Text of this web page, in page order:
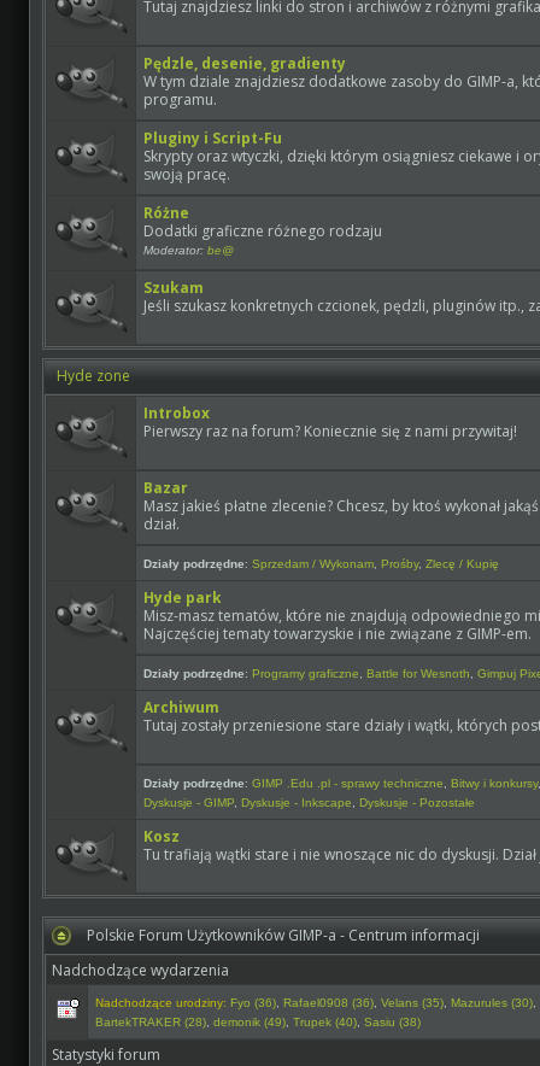
Tutaj znajdziesz linki do stron i archiwów z różnymi
Pędzle, desenie, gradienty
W tym dziale znajdziesz dodatkowe zasoby do GIMP-a,
programu.
Pluginy i Script-Fu
Skrypty oraz wtyczki, dzięki którym osiągniesz ciekawe i
swoją pracę.
Różne
Dodatki graficzne różnego rodzaju
Moderator:be@
Szukam
Jeśli szukasz konkretnych czcionek, pędzli, pluginów itp.,
Hyde zone
Introbox
Pierwszy raz na forum? Koniecznie się z nami przywitaj!
Bazar
Masz jakieś płatne zlecenie? Chcesz, by ktoś wykonał
dział.
Działy podrzędne:Sprzedam / Wykonam Prośby,Zlecę / Kupię
Hyde park
Misz-masz tematów, które nie znajdują odpowiedniego
Najczęściej tematy towarzyskie i nie związane z GIMP-em.
Działy podrzędne: Programy graficzne Battle for Wesnoth ,Gimpuj
Archiwum
Tutaj zostały przeniesione stare działy i wątki, których
Działy podrzędne:GIMP .Edu .pl - sprawy techniczne Bitwy i konkursy
Dyskusje - GIMP
Dyskusje - Inkscape Dyskusje - Pozostałe
Kosz
Tu trafiają wątki stare i nie wnoszące nic do dyskusji.
Polskie Forum Użytkowników GIMP-a - Centrum informacji
Nadchodzące wydarzenia
Nadchodzące urodziny: Fyo (36) Rafael0908 (36) ,Velans (35) Mazurules (30)
BartekTRAKER (28) ,demonik (49) ,Trupek (40) ,Sasiu (38)
Statystyki forum